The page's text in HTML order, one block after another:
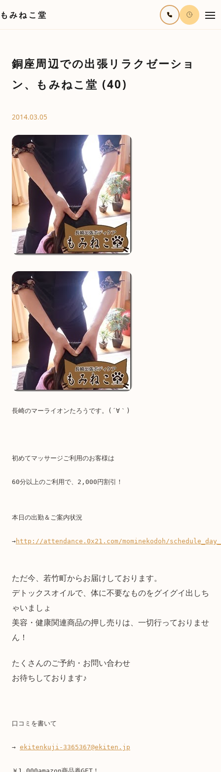
もみねこ堂
銅座周辺での出張リラクゼーショ
ン、もみねこ堂 (40)
2014.03.05
長崎のマーライオンたろうです。(´∀｀)
初めてマッサージご利用のお客様は
60分以上のご利用で、2,000円割引！
本日の出勤＆ご案内状況
→http://attendance.0x21.com/mominekodoh/
ただ今、若竹町からお届けしております。
デトックスオイルで、体に不要なものをグイグイ出しち
ゃいましょ
美容・健康関連商品の押し売りは、一切行っておりませ
ん！
たくさんのご予約・お問い合わせ
お待ちしております♪
口コミを書いて
→ ekitenkuji-3365367@ekiten.jp